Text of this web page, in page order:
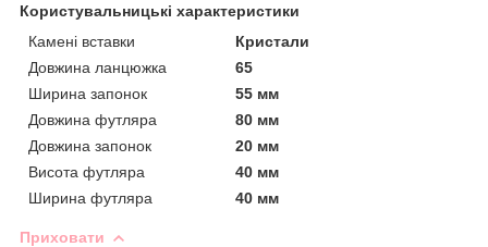
Користувальницькі характеристики
Камені вставки
Кристали
Довжина ланцюжка
65
Ширина запонок
55 мм
Довжина футляра
80 мм
Довжина запонок
20 мм
Висота футляра
40 мм
Ширина футляра
40 мм
Приховати